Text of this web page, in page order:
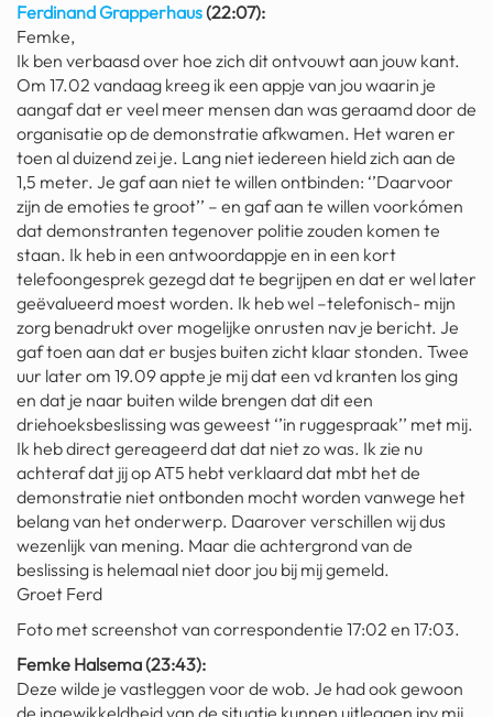
Ferdinand Grapperhaus(22:07):
Femke,
Ik ben verbaasd over hoe zich dit ontvouwt aan jouw kant.
Om 17.02 vandaag kreeg ik een appje van jou waarin je
aangaf dat er veel meer mensen dan was geraamd door de
organisatie op de demonstratie afkwamen. Het waren er
toen al duizend zei je. Lang niet iedereen hield zich aan de
1,5 meter. Je gaf aan niet te willen ontbinden: ‘’Daarvoor
zijn de emoties te groot’’ – en gaf aan te willen voorkómen
dat demonstranten tegenover politie zouden komen te
staan. Ik heb in een antwoordappje en in een kort
telefoongesprek gezegd dat te begrijpen en dat er wel later
geëvalueerd moest worden. Ik heb wel –telefonisch- mijn
zorg benadrukt over mogelijke onrusten nav je bericht. Je
gaf toen aan dat er busjes buiten zicht klaar stonden. Twee
uur later om 19.09 appte je mij dat een vd kranten los ging
en dat je naar buiten wilde brengen dat dit een
driehoeksbeslissing was geweest ‘’in ruggespraak’’ met mij.
Ik heb direct gereageerd dat dat niet zo was. Ik zie nu
achteraf dat jij op AT5 hebt verklaard dat mbt het de
demonstratie niet ontbonden mocht worden vanwege het
belang van het onderwerp. Daarover verschillen wij dus
wezenlijk van mening. Maar die achtergrond van de
beslissing is helemaal niet door jou bij mij gemeld.
Groet Ferd
Foto met screenshot van correspondentie 17:02 en 17:03.
Femke Halsema (23:43):
Deze wilde je vastleggen voor de wob. Je had ook gewoon